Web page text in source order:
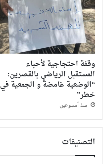
وقفة احتجاجية لأحباء
المستقبل الرياضي بالقصرين:
“الوضعية غامضة و الجمعية في
خطر”
منذ أسبوعين
التصنيفات